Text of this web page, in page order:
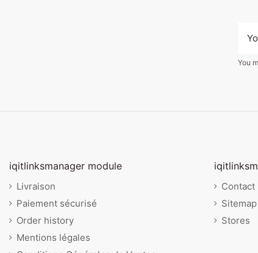
You
iqitlinksmanager module
Livraison
Paiement sécurisé
Order history
Mentions légales
Contact
Sitemap
Stores